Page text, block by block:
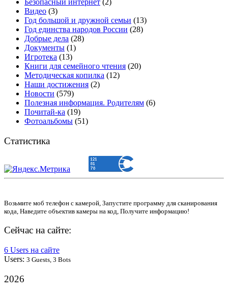
Видео (3)
Год большой и дружной семьи (13)
Год единства народов России (28)
Добрые дела (28)
Документы (1)
Игротека (13)
Книги для семейного чтения (20)
Методическая копилка (12)
Наши достижения (2)
Новости (579)
Полезная информация. Родителям (6)
Почитай-ка (19)
Фотоальбомы (51)
Статистика
Возьмите моб телефон с камерой, Запустите программу для сканирования
кода, Наведите объектив камеры на код, Получите информацию!
Сейчас на сайте:
6 Users на сайте
Users: 3 Guests, 3 Bots
2026